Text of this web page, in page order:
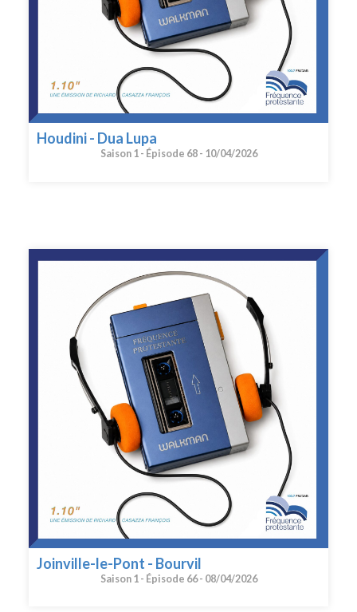
Houdini - Dua Lupa
Saison 1 - Épisode 68 - 10/04/2026
Joinville-le-Pont - Bourvil
Saison 1 - Épisode 66 - 08/04/2026